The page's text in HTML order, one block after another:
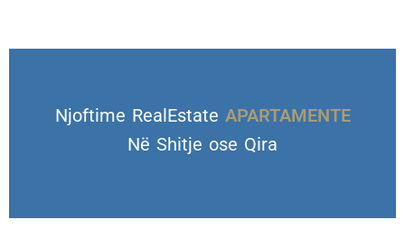
Njoftime RealEstate
VILA DHE TROJE Në Shitje ose Qira